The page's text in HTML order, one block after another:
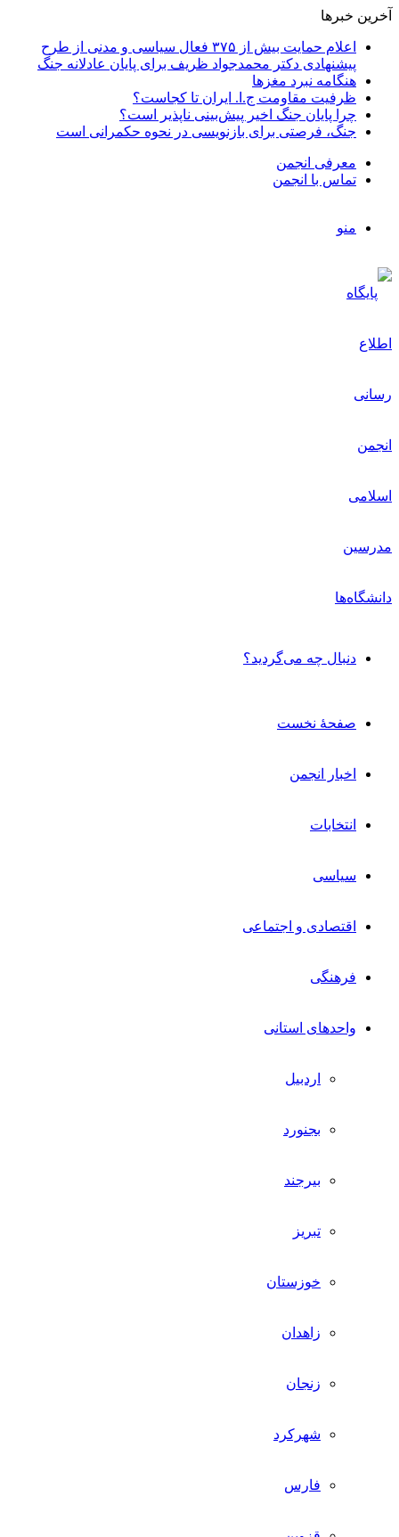
آخرین خبرها
اعلام حمایت بیش از ۳۷۵ فعال سیاسی و مدنی از طرح
پیشنهادی دکتر محمدجواد ظریف برای پایان عادلانه جنگ
هنگامه نبرد مغزها
ظرفیت مقاومت ج.ا. ایران تا کجاست؟
چرا پایان جنگ اخیر پیش‌بینی ناپذیر است؟
جنگ، فرصتی برای بازنویسی در نحوه حکمرانی است
معرفی انجمن
تماس با انجمن
منو
دنبال چه می‌گردید؟
صفحۀ نخست
اخبار انجمن
انتخابات
سیاسی
اقتصادی و اجتماعی
فرهنگی
واحدهای استانی
اردبیل
بجنورد
بیرجند
تبریز
خوزستان
زاهدان
زنجان
شهرکرد
فارس